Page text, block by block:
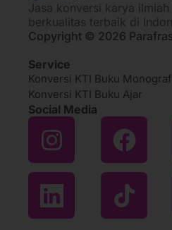
Jasa konversi karya
berkualitas terbaik di
Copyright © 2026
Service
Konversi KTI Buku Monograf
Konversi KTI Buku Ajar
Social Media